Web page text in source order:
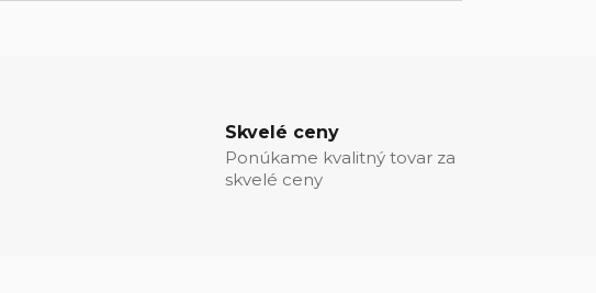
Skvelé ceny
Ponúkame kvalitný tovar za
skvelé ceny